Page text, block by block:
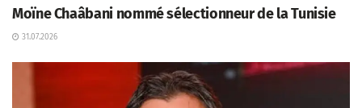
Moïne Chaâbani nommé sélectionneur de la Tunisie
31.07.2026